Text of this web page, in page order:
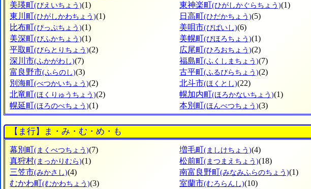
美瑛町(びえいちょう)(1) 東神楽町(ひがしかぐらちょう)(1)
東川町(ひがしかわちょう)(1) 日高町(ひだかちょう)(5)
比布町(ぴっぷちょう)(1) 美唄市(びばいし)(6)
美深町(びふかちょう)(1) 美幌町(びほろちょう)(1)
平取町(びらとりちょう)(2) 広尾町(ひろおちょう)(2)
深川市(ふかがわし)(7) 福島町(ふくしまちょう)(7)
富良野市(ふらのし)(3) 古平町(ふるびらちょう)(2)
別海町(べつかいちょう)(2) 北斗市(ほくとし)(22)
北竜町(ほくりゅうちょう)(2) 幌加内町(ほろかないちょう)(1)
幌延町(ほろのべちょう)(1) 本別町(ほんべつちょう)(3)
【ま行】ま・み・む・め・も
幕別町(まくべつちょう)(7) 増毛町(ましけちょう)(4)
真狩村(まっかりむら)(1) 松前町(まつまえちょう)(18)
三笠市(みかさし)(4) 南富良野町(みなみふらのちょう)(1)
むかわ町(むかわちょう)(3) 室蘭市(むろらんし)(10)